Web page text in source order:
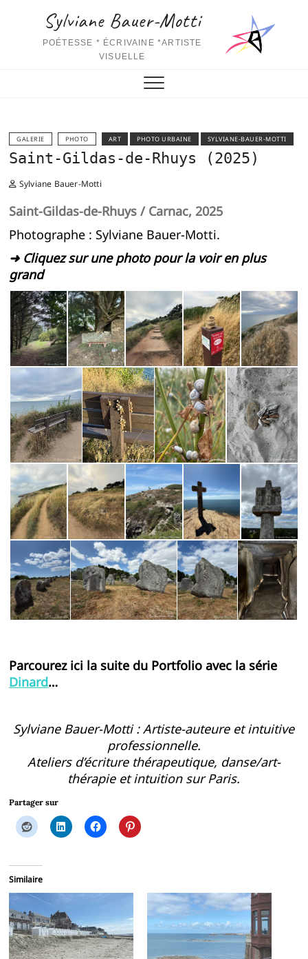
Sylviane Bauer-Motti
POÉTESSE * ÉCRIVAINE *ARTISTE
VISUELLE
GALERIE PHOTO ART PHOTO URBAINE SYLVIANE-BAUER-MOTTI
Saint-Gildas-de-Rhuys (2025)
Sylviane Bauer-Motti
Saint-Gildas-de-Rhuys / Carnac, 2025
Photographe : Sylviane Bauer-Motti.
➜ Cliquez sur une photo pour la voir en plus
grand
Parcourez ici la suite du Portfolio avec la série
Dinard…
Sylviane Bauer-Motti : Artiste-auteure et intuitive
professionnelle.
Ateliers d’écriture thérapeutique, danse/art-
thérapie et intuition sur Paris.
Partager sur
Similaire